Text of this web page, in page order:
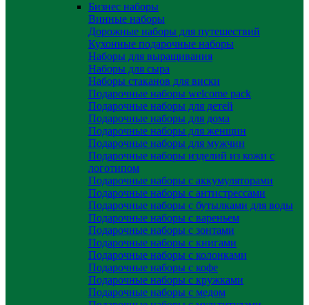
Бизнес наборы
Винные наборы
Дорожные наборы для путешествий
Кухонные подарочные наборы
Наборы для выращивания
Наборы для сыра
Наборы стаканов для виски
Подарочные наборы welcome pack
Подарочные наборы для детей
Подарочные наборы для дома
Подарочные наборы для женщин
Подарочные наборы для мужчин
Подарочные наборы изделий из кожи с
логотипом
Подарочные наборы с аккумуляторами
Подарочные наборы с антистрессами
Подарочные наборы с бутылками для воды
Подарочные наборы с вареньем
Подарочные наборы с зонтами
Подарочные наборы с книгами
Подарочные наборы с колонками
Подарочные наборы с кофе
Подарочные наборы с кружками
Подарочные наборы с медом